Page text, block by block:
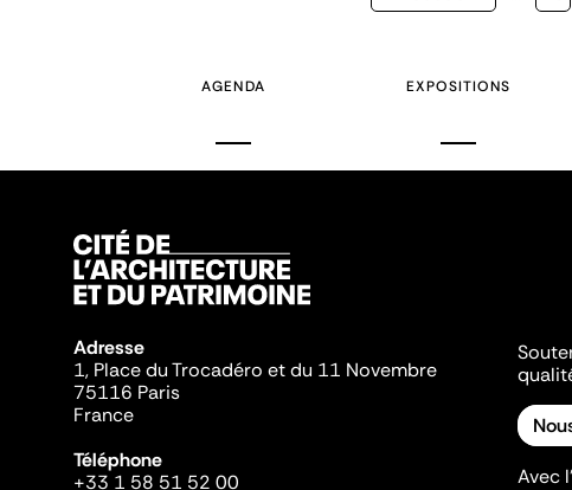
AGENDA EXPOSITIONS
Adresse
1, Place du Trocadéro et du 11 Novembre
75116 Paris
France
Téléphone
+33 1 58 51 52 00
Avec